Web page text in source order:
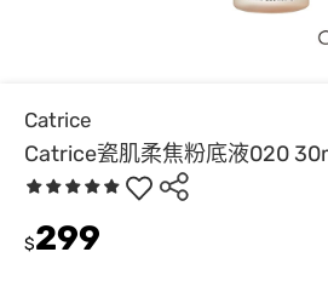
Catrice
Catrice瓷肌柔焦粉底液020
$299